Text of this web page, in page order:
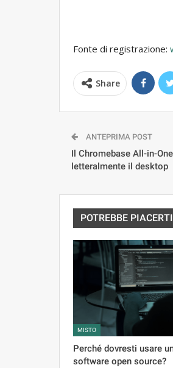
Fonte di registrazione:
Share
ANTEPRIMA POST
Il Chromebase All-in-
letteralmente il desktop
POTREBBE
MISTO
Perché dovresti usare
software open source?